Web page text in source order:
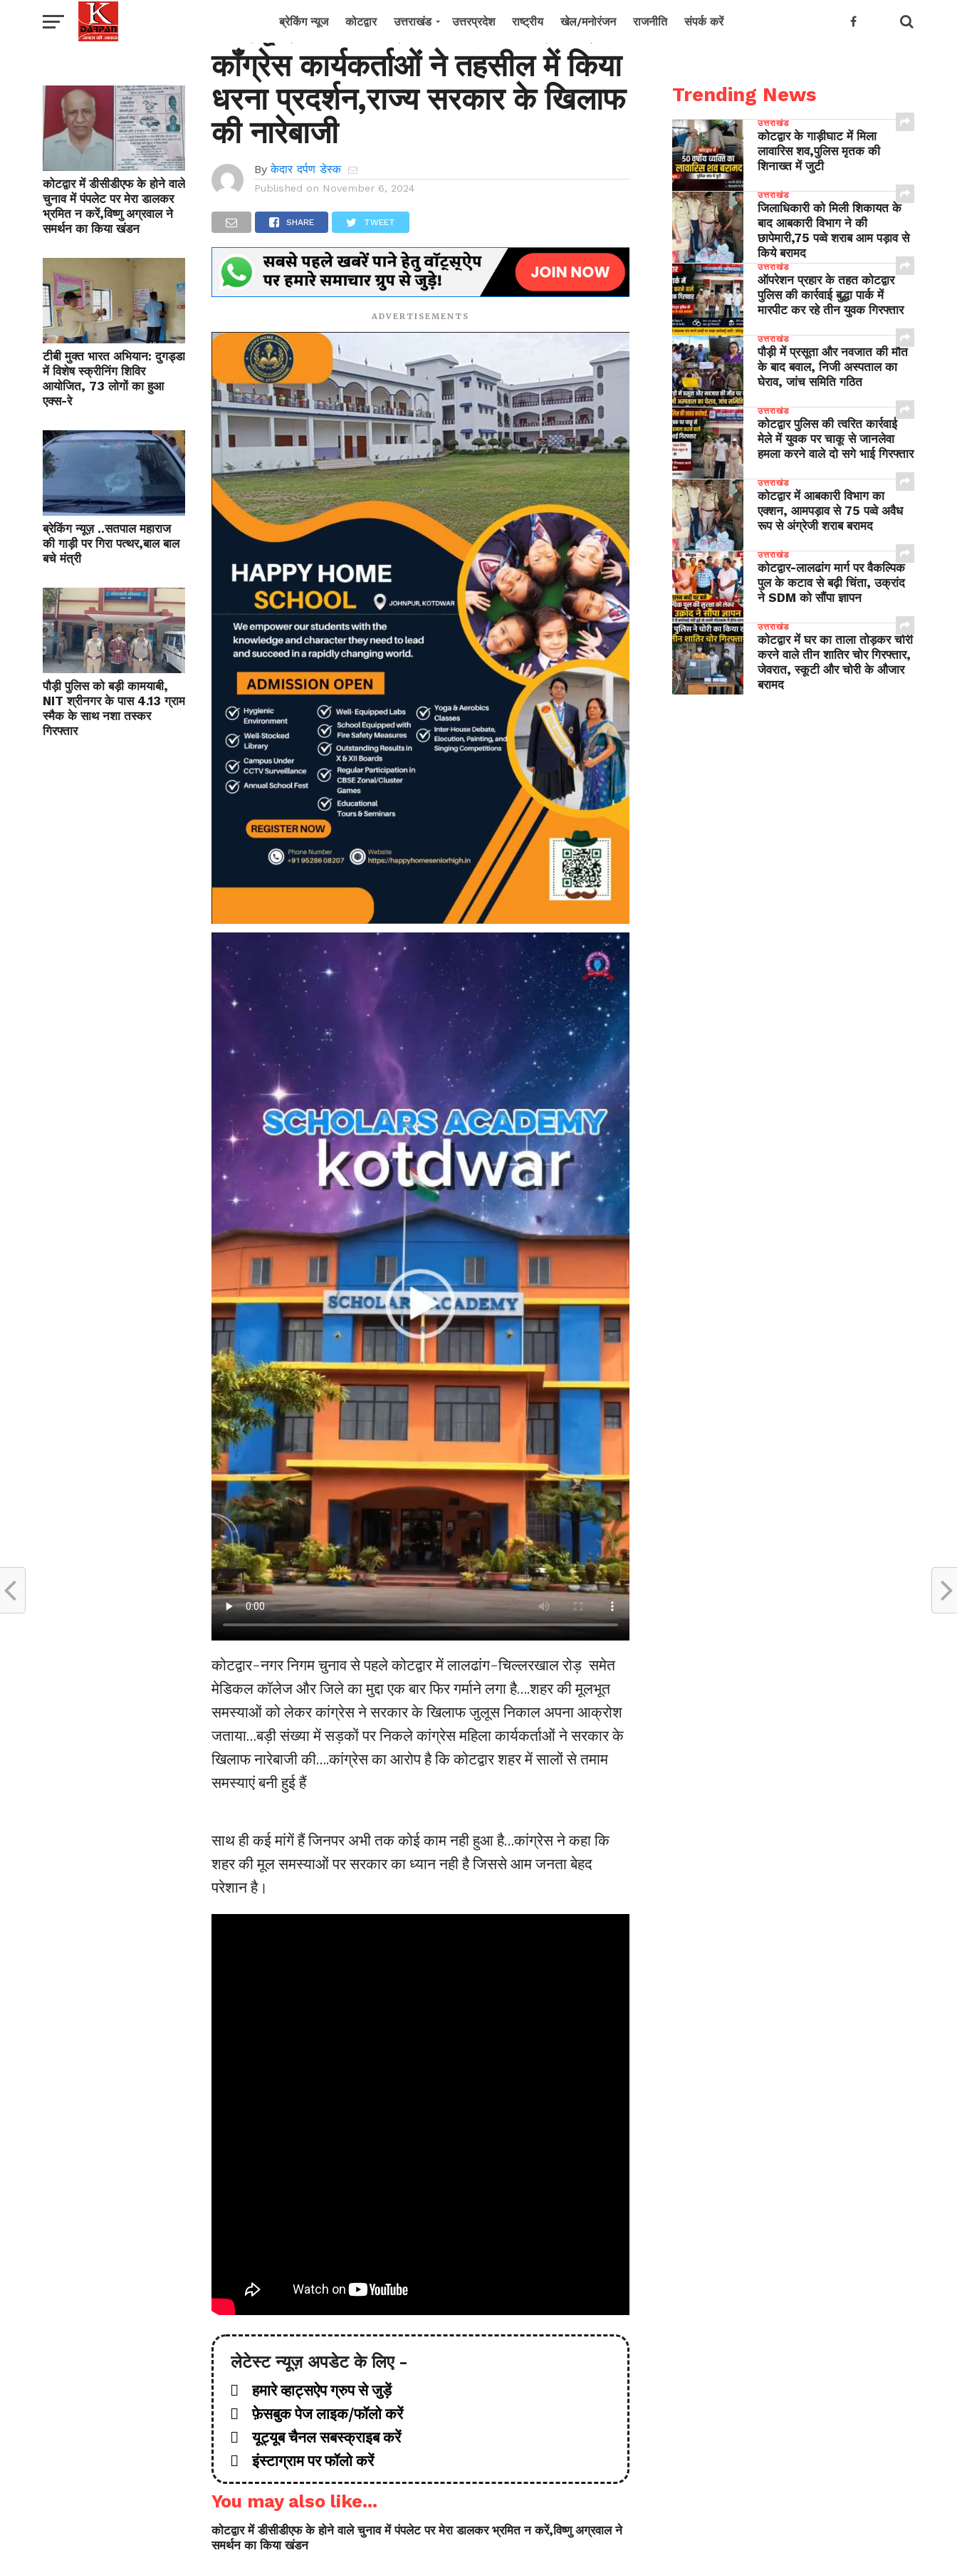
ब्रेकिंग न्यूज कोटद्वार उत्तराखंड उत्तरप्रदेश राष्ट्रीय खेल/मनोरंजन राजनीति संपर्क करें
कोटद्वार में डीसीडीएफ के होने वाले
चुनाव में पंपलेट पर मेरा डालकर
भ्रमित न करें,विष्णु अग्रवाल ने
समर्थन का किया खंडन
टीबी मुक्त भारत अभियान: दुगड्डा
में विशेष स्क्रीनिंग शिविर
आयोजित, 73 लोगों का हुआ
एक्स-रे
ब्रेकिंग न्यूज़ ..सतपाल महाराज
की गाड़ी पर गिरा पत्थर,बाल बाल
बचे मंत्री
पौड़ी पुलिस को बड़ी कामयाबी,
NIT श्रीनगर के पास 4.13 ग्राम
स्मैक के साथ नशा तस्कर
गिरफ्तार
कोटद्वार की जन समस्याओं को लेकर
कॉंग्रेस कार्यकर्ताओं ने तहसील में किया
धरना प्रदर्शन,राज्य सरकार के खिलाफ
की नारेबाजी
By केदार दर्पण डेस्क
Published on November 6, 2024
SHARE TWEET
ADVERTISEMENTS
कोटद्वार-नगर निगम चुनाव से पहले कोटद्वार में लालढांग-चिल्लरखाल रोड़ समेत
मेडिकल कॉलेज और जिले का मुद्दा एक बार फिर गर्माने लगा है….शहर की मूलभूत
समस्याओं को लेकर कांग्रेस ने सरकार के खिलाफ जुलूस निकाल अपना आक्रोश
जताया…बड़ी संख्या में सड़कों पर निकले कांग्रेस महिला कार्यकर्ताओं ने सरकार के
खिलाफ नारेबाजी की….कांग्रेस का आरोप है कि कोटद्वार शहर में सालों से तमाम
समस्याएं बनी हुई हैं
साथ ही कई मांगें हैं जिनपर अभी तक कोई काम नही हुआ है…कांग्रेस ने कहा कि
शहर की मूल समस्याओं पर सरकार का ध्यान नही है जिससे आम जनता बेहद
परेशान है।
लेटेस्ट न्यूज़ अपडेट के लिए -
हमारे व्हाट्सऐप ग्रुप से जुड़ें
फ़ेसबुक पेज लाइक/फॉलो करें
यूट्यूब चैनल सबस्क्राइब करें
इंस्टाग्राम पर फॉलो करें
You may also like...
कोटद्वार में डीसीडीएफ के होने वाले चुनाव में पंपलेट पर मेरा डालकर भ्रमित न करें,विष्णु अग्रवाल ने
समर्थन का किया खंडन
Trending News
उत्तराखंड
कोटद्वार के गाड़ीघाट में मिला
लावारिस शव,पुलिस मृतक की
शिनाख्त में जुटी
उत्तराखंड
जिलाधिकारी को मिली शिकायत के
बाद आबकारी विभाग ने की
छापेमारी,75 पव्वे शराब आम पड़ाव से
किये बरामद
उत्तराखंड
ऑपरेशन प्रहार के तहत कोटद्वार
पुलिस की कार्रवाई बुद्धा पार्क में
मारपीट कर रहे तीन युवक गिरफ्तार
उत्तराखंड
पौड़ी में प्रसूता और नवजात की मौत
के बाद बवाल, निजी अस्पताल का
घेराव, जांच समिति गठित
उत्तराखंड
कोटद्वार पुलिस की त्वरित कार्रवाई
मेले में युवक पर चाकू से जानलेवा
हमला करने वाले दो सगे भाई गिरफ्तार
उत्तराखंड
कोटद्वार में आबकारी विभाग का
एक्शन, आमपड़ाव से 75 पव्वे अवैध
रूप से अंग्रेजी शराब बरामद
उत्तराखंड
​कोटद्वार-लालढांग मार्ग पर वैकल्पिक
पुल के कटाव से बढ़ी चिंता, उक्रांद
ने SDM को सौंपा ज्ञापन
उत्तराखंड
कोटद्वार में घर का ताला तोड़कर चोरी
करने वाले तीन शातिर चोर गिरफ्तार,
जेवरात, स्कूटी और चोरी के औजार
बरामद